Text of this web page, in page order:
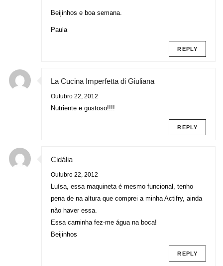
Beijinhos e boa semana.
Paula
REPLY
La Cucina Imperfetta di Giuliana
Outubro 22, 2012
Nutriente e gustoso!!!!
REPLY
Cidália
Outubro 22, 2012
Luísa, essa maquineta é mesmo funcional, tenho
pena de na altura que comprei a minha Actifry, ainda
não haver essa.
Essa carninha fez-me água na boca!
Beijinhos
REPLY